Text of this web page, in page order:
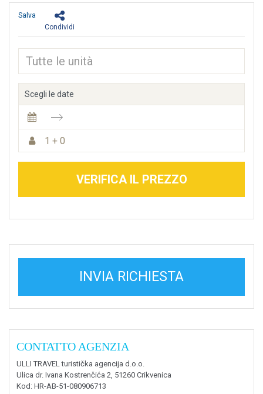
Condividi
Salva
Scegli le date
1 + 0
VERIFICA IL PREZZO
INVIA RICHIESTA
CONTATTO AGENZIA
ULLI TRAVEL turistička agencija d.o.o.
Ulica dr. Ivana Kostrenčića 2, 51260 Crikvenica
Kod : HR-AB-51-080906713